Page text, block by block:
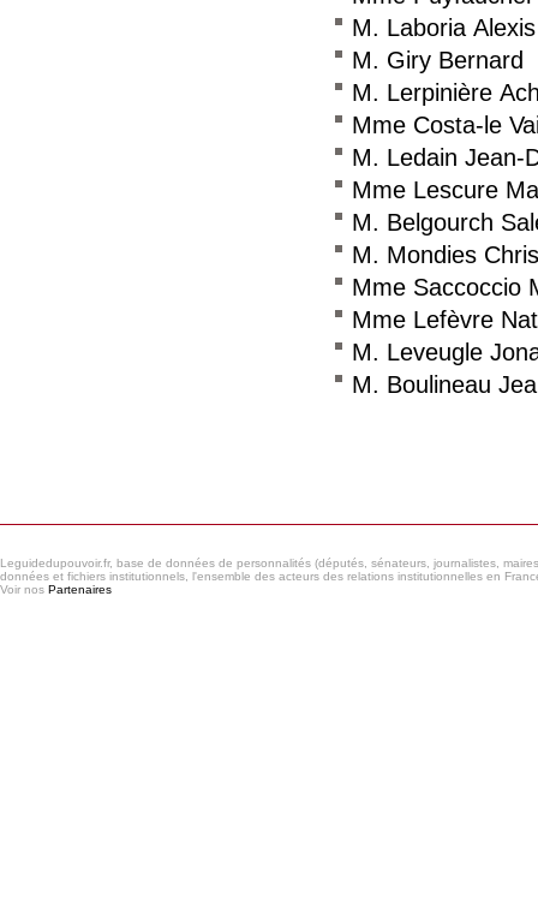
M. Laboria Alexis
M. Giry Bernard
M. Lerpinière
Mme Costa-le
M. Ledain Jean-
Mme Lescure
M. Belgourch
M. Mondies
Mme Saccoccio
Mme Lefèvre
M. Leveugle
M. Boulineau
Leguidedupouvoir.fr, base de données de personnalités (députés, sénateurs, journalistes,
données et fichiers institutionnels, l'ensemble des acteurs des relations institutionnelles en
Voir nos Partenaires